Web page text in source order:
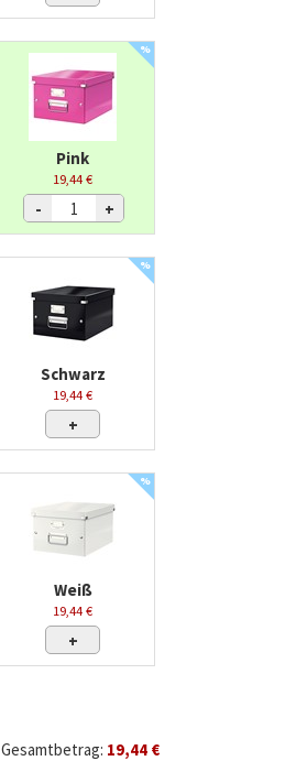
%
Pink
19,44 €
- +
%
Schwarz
19,44 €
+
%
Weiß
19,44 €
+
Gesamtbetrag: 19,44 €